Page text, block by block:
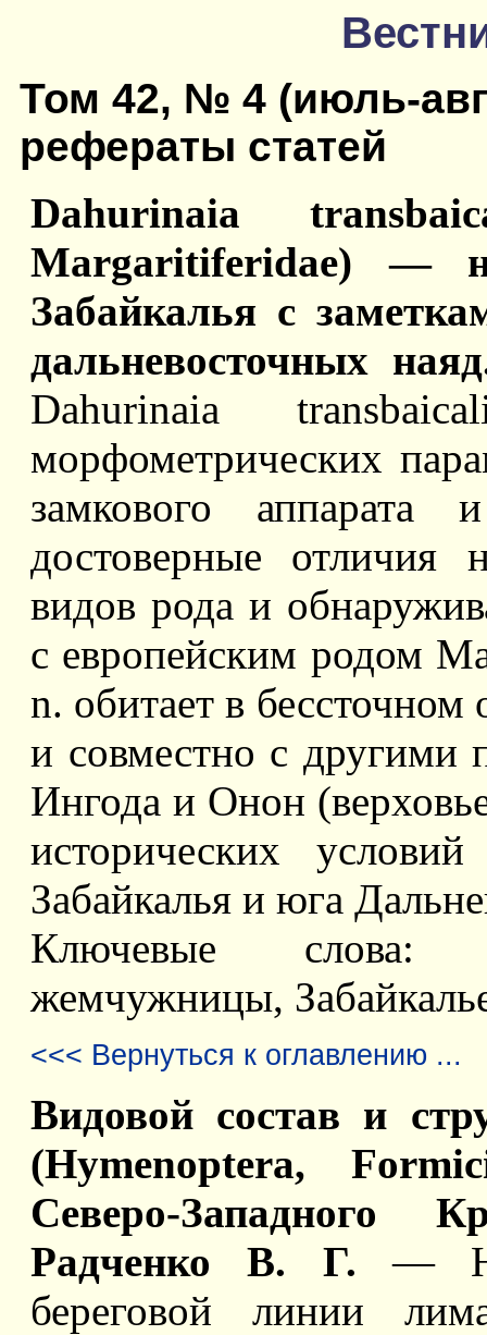
Том 42, № 4 (июль-
рефераты статей
Dahurinaia
Margaritiferidae) —
Забайкалья с
дальневосточных
Dahurinaia
морфометрических
замкового аппарата
достоверные отличия
видов рода и
с европейским родом
n. обитает в
и совместно с
Ингода и Онон
исторических
Забайкалья и юга
Ключевые слова:
жемчужницы,
<<< Вернуться к оглавлению ...
Видовой состав и
(Hymenoptera,
Северо-
Радченко В. Г. — На
береговой линии